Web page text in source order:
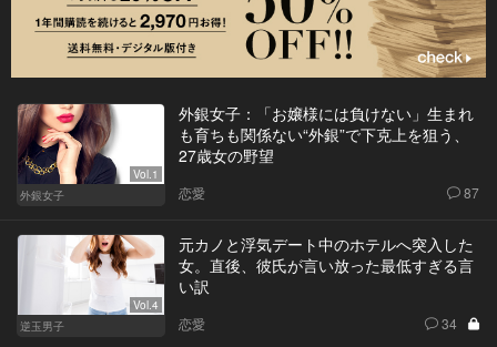
Vol.1
外銀女子
外銀女子：「お嬢様には負けない」生まれ
も育ちも関係ない“外銀”で下克上を狙う、
27歳女の野望
恋愛 87
Vol.4
逆玉男子
元カノと浮気デート中のホテルへ突入した
女。直後、彼氏が言い放った最低すぎる言
い訳
恋愛 34